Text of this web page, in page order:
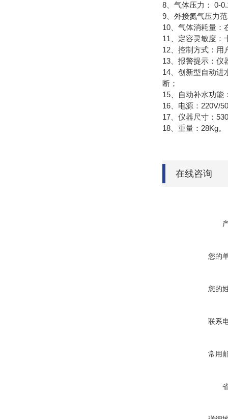
8、气体压力： 0-
9、外接氮气压力
10、气体消耗量：
11、定容灵敏度：
12、控制方式：用
13、报警提示：仪
14、创新型自动进
断；
15、自动补水功能
16、电源：220V/
17、仪器尺寸：
18、重量：28Kg。
在线咨询
您的
您的
联系
常用